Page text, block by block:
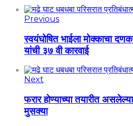
Previous
स्वयंघोषित भाईला मोक्काचा
यांची ३७ वी कारवाई
Next
फरार होण्याच्या तयारीत
मुसक्या